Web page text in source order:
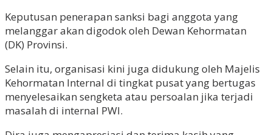
Keputusan penerapan sanksi bagi anggota yang
melanggar akan digodok oleh Dewan Kehormatan
(DK) Provinsi.
Selain itu, organisasi kini juga didukung oleh Majelis
Kehormatan Internal di tingkat pusat yang bertugas
menyelesaikan sengketa atau persoalan jika terjadi
masalah di internal PWI.